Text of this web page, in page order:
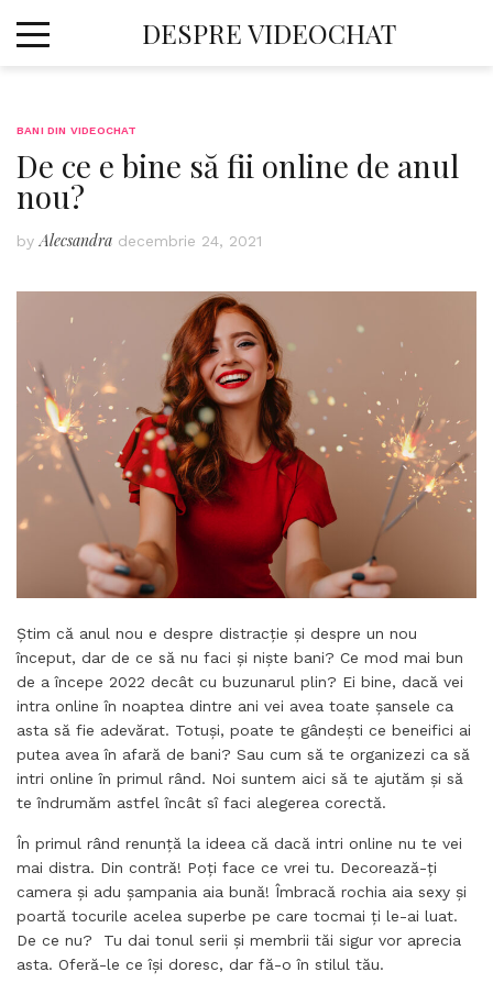
DESPRE VIDEOCHAT
BANI DIN VIDEOCHAT
De ce e bine să fii online de anul
nou?
by Alecsandra decembrie 24, 2021
Știm că anul nou e despre distracție și despre un nou
început, dar de ce să nu faci și niște bani? Ce mod mai bun
de a începe 2022 decât cu buzunarul plin? Ei bine, dacă vei
intra online în noaptea dintre ani vei avea toate șansele ca
asta să fie adevărat. Totuși, poate te gândești ce beneifici ai
putea avea în afară de bani? Sau cum să te organizezi ca să
intri online în primul rând. Noi suntem aici să te ajutăm și să
te îndrumăm astfel încât sî faci alegerea corectă.
În primul rând renunță la ideea că dacă intri online nu te vei
mai distra. Din contră! Poți face ce vrei tu. Decorează-ți
camera și adu șampania aia bună! Îmbracă rochia aia sexy și
poartă tocurile acelea superbe pe care tocmai ți le-ai luat.
De ce nu? Tu dai tonul serii și membrii tăi sigur vor aprecia
asta. Oferă-le ce își doresc, dar fă-o în stilul tău.